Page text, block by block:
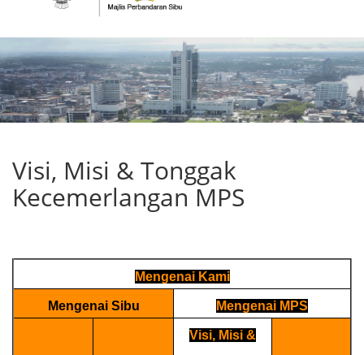
Visi, Misi & Tonggak
Kecemerlangan MPS
Mengenai Kami
Mengenai Sibu Mengenai MPS
Visi, Misi &